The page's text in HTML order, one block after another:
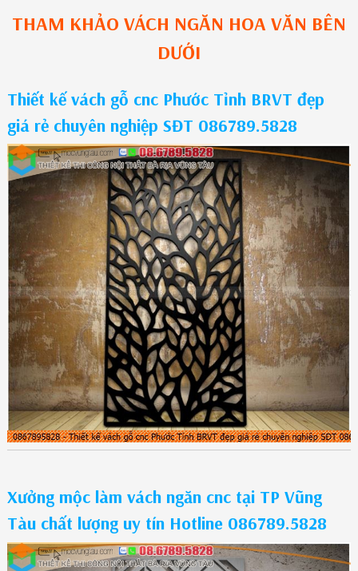
THAM KHẢO VÁCH NGĂN HOA VĂN BÊN
DƯỚI
Thiết kế vách gỗ cnc Phước Tỉnh BRVT đẹp
giá rẻ chuyên nghiệp SĐT 086789.5828
Xưởng mộc làm vách ngăn cnc tại TP Vũng
Tàu chất lượng uy tín Hotline 086789.5828